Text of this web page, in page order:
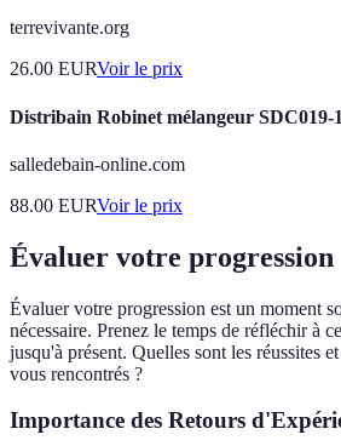
terrevivante.org
26.00 EURVoir le prix
Distribain Robinet mélangeur SDC019-
salledebain-online.com
88.00 EURVoir le prix
Évaluer votre progression
Évaluer votre progression est un moment
nécessaire. Prenez le temps de réfléchir à
jusqu'à présent. Quelles sont les réussites
vous rencontrés ?
Importance des Retours